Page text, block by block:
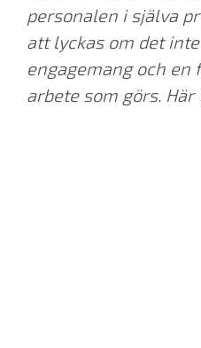
personalen i själva
att lyckas om det
engagemang och en
arbete som görs.